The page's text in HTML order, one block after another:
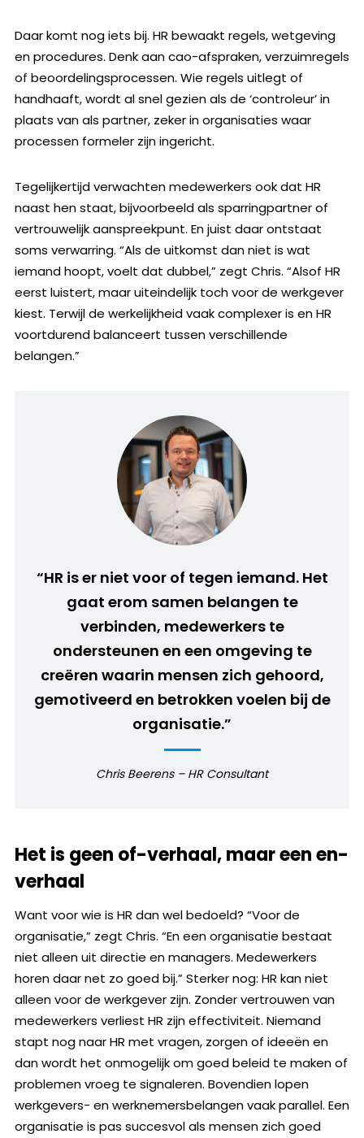
Daar komt nog iets bij. HR bewaakt regels, wetgeving
en procedures. Denk aan cao-afspraken, verzuimregels
of beoordelingsprocessen. Wie regels uitlegt of
handhaaft, wordt al snel gezien als de ‘controleur’ in
plaats van als partner, zeker in organisaties waar
processen formeler zijn ingericht.
Tegelijkertijd verwachten medewerkers ook dat HR
naast hen staat, bijvoorbeeld als sparringpartner of
vertrouwelijk aanspreekpunt. En juist daar ontstaat
soms verwarring. “Als de uitkomst dan niet is wat
iemand hoopt, voelt dat dubbel,” zegt Chris. “Alsof HR
eerst luistert, maar uiteindelijk toch voor de werkgever
kiest. Terwijl de werkelijkheid vaak complexer is en HR
voortdurend balanceert tussen verschillende
belangen.”
“HR is er niet voor of tegen iemand. Het
gaat erom samen belangen te
verbinden, medewerkers te
ondersteunen en een omgeving te
creëren waarin mensen zich gehoord,
gemotiveerd en betrokken voelen bij de
organisatie.”
Chris Beerens – HR Consultant
Het is geen of-verhaal, maar een en-
verhaal
Want voor wie is HR dan wel bedoeld? “Voor de
organisatie,” zegt Chris. “En een organisatie bestaat
niet alleen uit directie en managers. Medewerkers
horen daar net zo goed bij.” Sterker nog: HR kan niet
alleen voor de werkgever zijn. Zonder vertrouwen van
medewerkers verliest HR zijn effectiviteit. Niemand
stapt nog naar HR met vragen, zorgen of ideeën en
dan wordt het onmogelijk om goed beleid te maken of
problemen vroeg te signaleren. Bovendien lopen
werkgevers- en werknemersbelangen vaak parallel. Een
organisatie is pas succesvol als mensen zich goed